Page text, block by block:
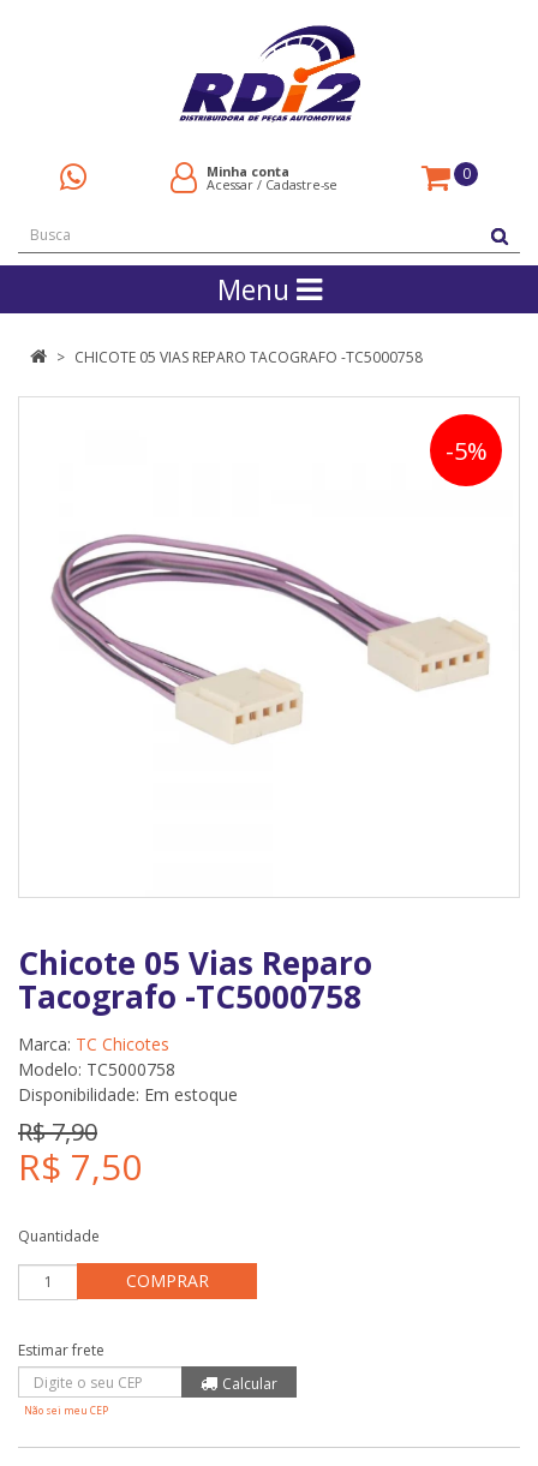
Minha conta
Acessar / Cadastre-se
0
Menu
CHICOTE 05 VIAS REPARO TACOGRAFO -TC5000758
-5%
Chicote 05 Vias Reparo
Tacografo -TC5000758
Marca: TC Chicotes
Modelo: TC5000758
Disponibilidade: Em estoque
R$ 7,90
R$ 7,50
Quantidade
COMPRAR
Não sei meu CEP